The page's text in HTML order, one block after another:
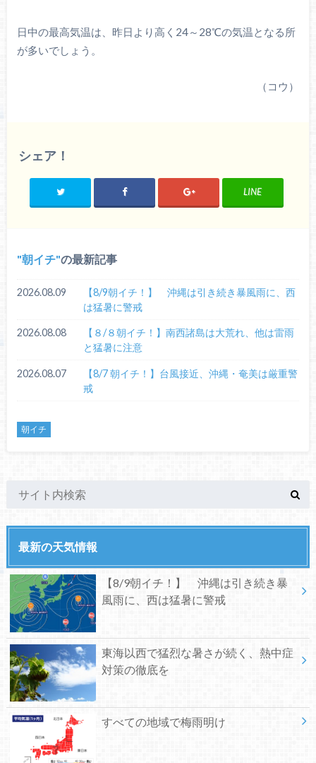
日中の最高気温は、昨日より高く24～28℃の気温となる所
が多いでしょう。
（コウ）
シェア！
LINE
朝イチ の最新記事
2026.08.09
【8/9朝イチ！】 沖縄は引き続き暴風雨に、西
は猛暑に警戒
2026.08.08
【８/８朝イチ！】南西諸島は大荒れ、他は雷雨
と猛暑に注意
2026.08.07
【8/7 朝イチ！】台風接近、沖縄・奄美は厳重警
戒
朝イチ
最新の天気情報
【8/9朝イチ！】 沖縄は引き続き暴
風雨に、西は猛暑に警戒
東海以西で猛烈な暑さが続く、熱中症
対策の徹底を
すべての地域で梅雨明け